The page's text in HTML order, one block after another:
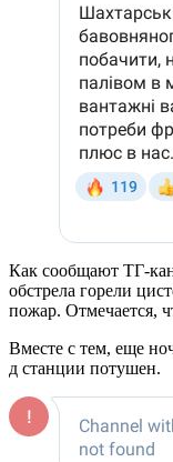
Как сообщают TГ-
обстрела горели
пожар. Отмечается,
Вместе с тем, еще
д станции потушен.